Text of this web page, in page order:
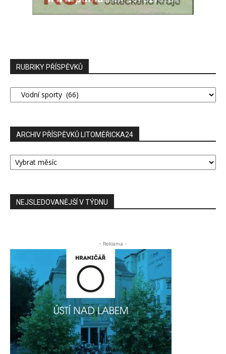
RUBRIKY PŘÍSPĚVKŮ
RUBRIKY
PŘÍSPĚVKŮ
ARCHIV PŘÍSPĚVKŮ LITOMĚŘICKA24
ARCHIV
PŘÍSPĚVKŮ
NEJSLEDOVANĚJŠÍ V TÝDNU
- Reklama -